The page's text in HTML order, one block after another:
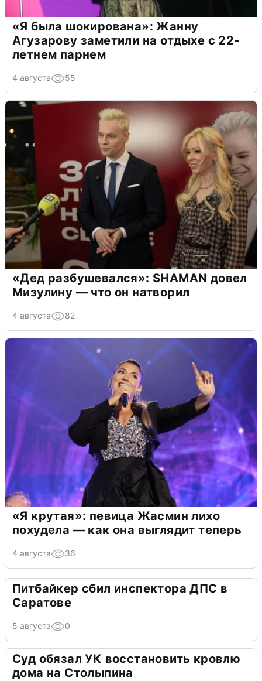
«Я была шокирована»: Жанну
Агузарову заметили на отдыхе с 22-
летнем парнем
4 августа 55
«Дед разбушевался»: SHAMAN довел
Мизулину — что он натворил
4 августа 82
«Я крутая»: певица Жасмин лихо
похудела — как она выглядит теперь
4 августа 36
Питбайкер сбил инспектора ДПС в
Саратове
5 августа 0
Суд обязал УК восстановить кровлю
дома на Столыпина